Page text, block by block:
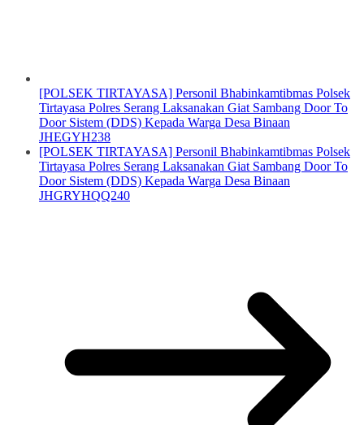
[POLSEK TIRTAYASA] Personil Bhabinkamtibmas Polsek
Tirtayasa Polres Serang Laksanakan Giat Sambang Door To
Door Sistem (DDS) Kepada Warga Desa Binaan
JHEGYH238
[POLSEK TIRTAYASA] Personil Bhabinkamtibmas Polsek
Tirtayasa Polres Serang Laksanakan Giat Sambang Door To
Door Sistem (DDS) Kepada Warga Desa Binaan
JHGRYHQQ240